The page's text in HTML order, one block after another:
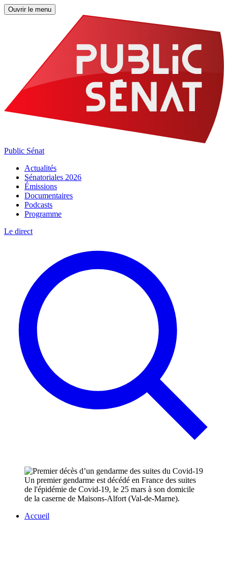
Ouvrir le menu
Public Sénat
Actualités
Sénatoriales 2026
Émissions
Documentaires
Podcasts
Programme
Le direct
Un premier gendarme est décédé en France des suites
de l'épidémie de Covid-19, le 25 mars à son domicile
de la caserne de Maisons-Alfort (Val-de-Marne).
Accueil